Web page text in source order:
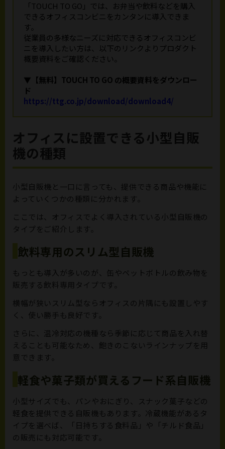
「TOUCH TO GO」では、お弁当や飲料などを購入
できるオフィスコンビニをカンタンに導入できま
す。
従業員の多様なニーズに対応できるオフィスコンビ
ニを導入したい方は、以下のリンクよりプロダクト
概要資料をご確認ください。
▼【無料】TOUCH TO GO の概要資料をダウンロー
ド
https://ttg.co.jp/download/download4/
オフィスに設置できる小型自販
機の種類
小型自販機と一口に言っても、提供できる商品や機能に
よっていくつかの種類に分かれます。
ここでは、オフィスでよく導入されている小型自販機の
タイプをご紹介します。
飲料専用のスリム型自販機
もっとも導入が多いのが、缶やペットボトルの飲み物を
販売する飲料専用タイプです。
横幅が狭いスリム型ならオフィスの片隅にも設置しやす
く、使い勝手も良好です。
さらに、温冷対応の機種なら季節に応じて商品を入れ替
えることも可能なため、飽きのこないラインナップを用
意できます。
軽食や菓子類が買えるフード系自販機
小型サイズでも、パンやおにぎり、スナック菓子などの
軽食を提供できる自販機もあります。冷蔵機能があるタ
イプを選べば、「日持ちする食料品」や「チルド食品」
の販売にも対応可能です。